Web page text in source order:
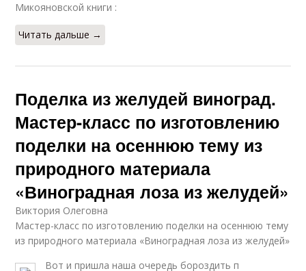
Микояновской книги :
Читать дальше →
Поделка из желудей виноград.
Мастер-класс по изготовлению
поделки на осеннюю тему из
природного материала
«Виноградная лоза из желудей»
Виктория Олеговна
Мастер-класс по изготовлению поделки на осеннюю тему
из природного материала «Виноградная лоза из желудей»
Вот и пришла наша очередь бороздить п